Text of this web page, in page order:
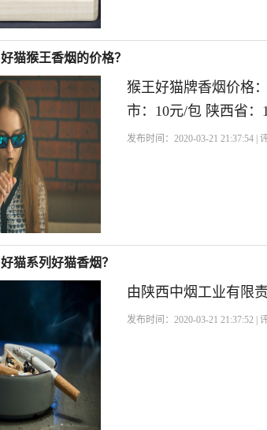
好猫猴王香烟的价格？
猴王好猫牌香烟价格
市：10元/包 陕西省
发布时间：2020-03-21 21:37:54 |
好猫系列好猫香烟？
由陕西中烟工业有限
发布时间：2020-03-21 21:37:52 |